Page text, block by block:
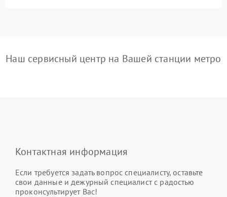
Наш сервисный центр на Вашей станции метро
Контактная информация
Если требуется задать вопрос специалисту, оставьте
свои данные и дежурный специалист с радостью
проконсультирует Вас!